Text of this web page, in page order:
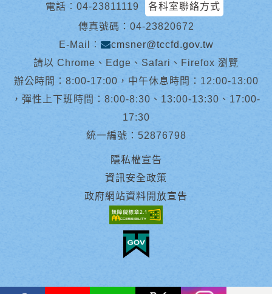
電話︰ 04-23811119
各科室聯絡方式
傳真號碼：04-23820672
E-Mail︰
cmsner@tccfd.gov.tw
請以 Chrome、Edge、Safari、Firefox 瀏覽
辦公時間：8:00-17:00，中午休息時間：12:00-13:00
，彈性上下班時間：8:00-8:30、13:00-13:30、17:00-
17:30
統一編號：52876798
隱私權宣告
資訊安全政策
政府網站資料開放宣告